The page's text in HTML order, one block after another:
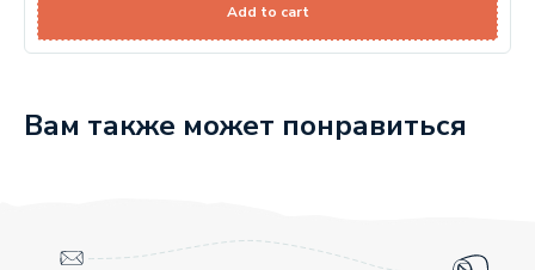
Add to cart
Вам также может понравиться